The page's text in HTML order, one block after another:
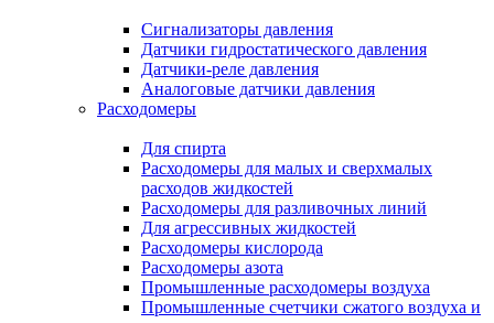
Сигнализаторы давления
Датчики гидростатического давления
Датчики-реле давления
Аналоговые датчики давления
Расходомеры
Для спирта
Расходомеры для малых и сверхмалых
расходов жидкостей
Расходомеры для разливочных линий
Для агрессивных жидкостей
Расходомеры кислорода
Расходомеры азота
Промышленные расходомеры воздуха
Промышленные счетчики сжатого воздуха и